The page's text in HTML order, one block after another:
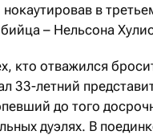
в
– Нельсона
кто отважился
33-летний
до того
дуэлях. В